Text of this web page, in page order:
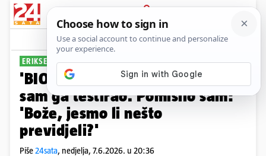
PRIJAVA
Sport Komentari
ERIKSENOV DOKTOR
'BIO JE MRTAV' Svake godine
sam ga testirao. Pomislio sam:
'Bože, jesmo li nešto
previdjeli?'
Piše24sata, nedjelja, 7.6.2026. u 20:36